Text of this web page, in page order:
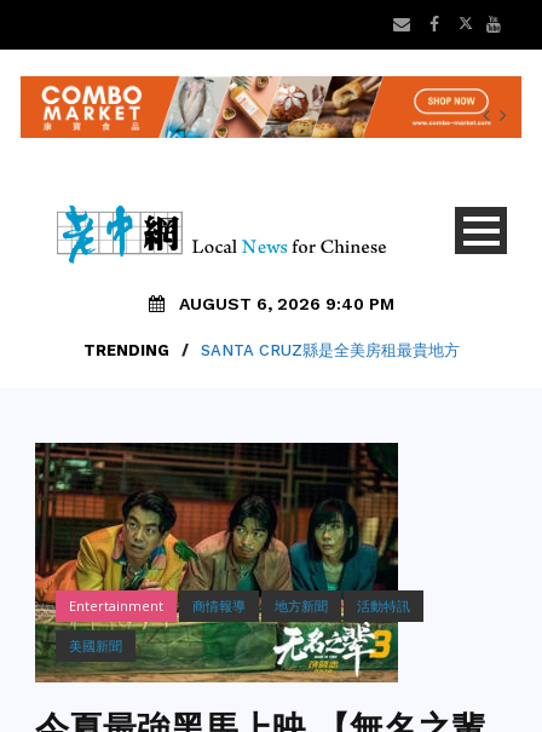
AUGUST 6, 2026 9:40 PM
TRENDING / SANTA CRUZ縣是全美房租最貴地方
Entertainment 商情報導 地方新聞 活動特訊
美國新聞